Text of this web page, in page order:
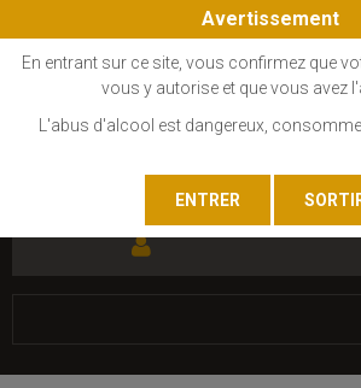
Avertissement
En entrant sur ce site, vous confirmez que
vous y autorise et que vous avez
L'abus d'alcool est dangereux,